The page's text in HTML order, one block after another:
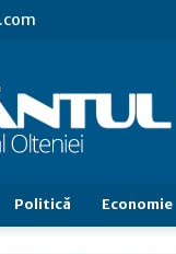
Politică Economie